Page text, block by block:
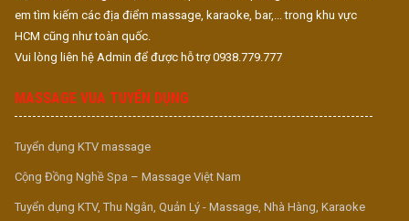
em tìm kiếm các địa điểm massage, karaoke, bar,... trong khu vực
HCM cũng như toàn quốc.
Vui lòng liên hệ Admin để được hỗ trợ 0938.779.777
MASSAGE VUA TUYỂN DỤNG
Tuyển dụng KTV massage
Cộng Đồng Nghề Spa – Massage Việt Nam
Tuyển dụng KTV, Thu Ngân, Quản Lý - Massage, Nhà Hàng, Karaoke